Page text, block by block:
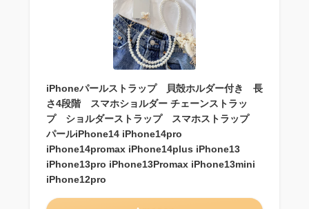
iPhoneパールストラップ 貝殻ホルダー付き 長
さ4段階 スマホショルダー チェーンストラッ
プ ショルダーストラップ スマホストラップ
パールiPhone14 iPhone14pro
iPhone14promax iPhone14plus iPhone13
iPhone13pro iPhone13Promax iPhone13mini
iPhone12pro